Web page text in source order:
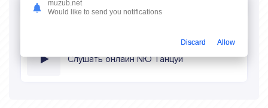
Слушать онлайн NЮ Танцуй
muzub.net
Would like to send you notifications
Discard Allow